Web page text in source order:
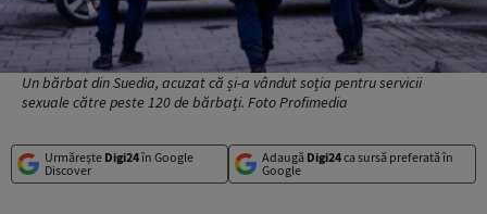
Un bărbat din Suedia, acuzat că și-a vândut soția pentru servicii
sexuale către peste 120 de bărbați. Foto Profimedia
Urmărește Digi24în Google
Discover
Adaugă Digi24ca sursă preferată în
Google